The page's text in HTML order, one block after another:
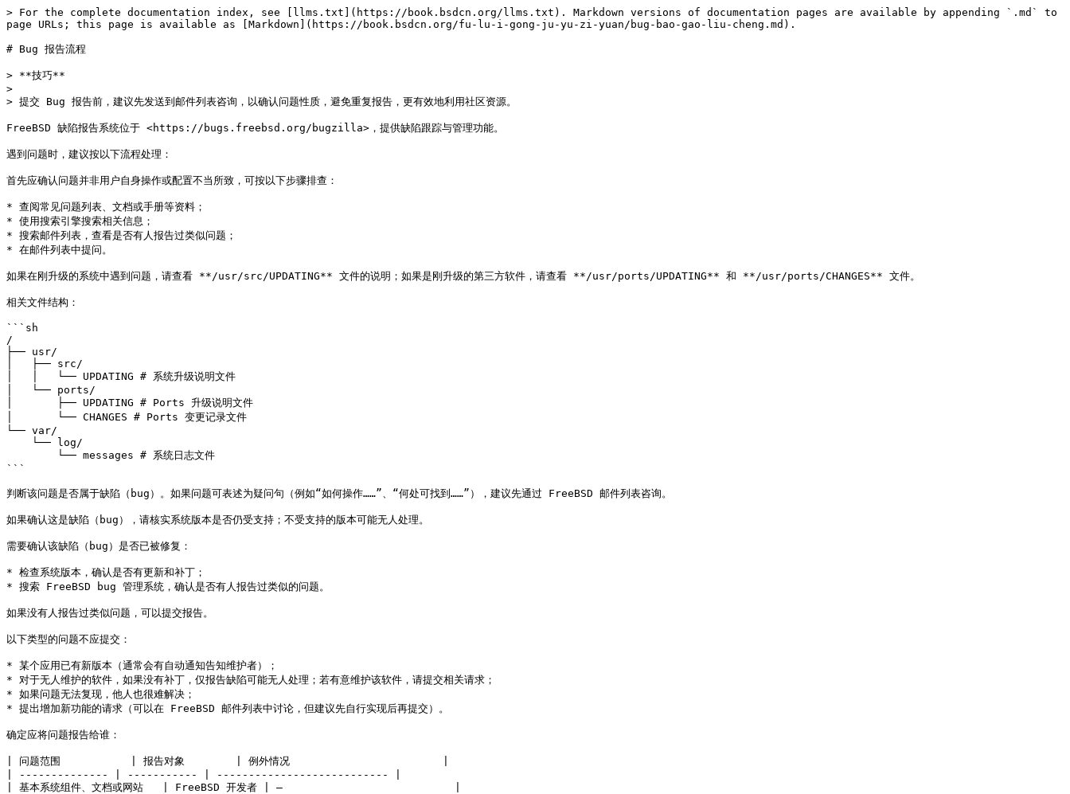
> For the complete documentation index, see [llms.txt](https://book.bsdcn.org/llms.txt). Markdown versions of documentation pages are available by appending `.md` to
page URLs; this page is available as [Markdown](https://book.bsdcn.org/fu-lu-i-gong-ju-yu-zi-yuan/bug-bao-gao-liu-cheng.md).
# Bug 报告流程
> **技巧**
>
> 提交 Bug 报告前，建议先发送到邮件列表咨询，以确认问题性质，避免重复报告，更有效地利用社区资源。
FreeBSD 缺陷报告系统位于 <https://bugs.freebsd.org/bugzilla>，提供缺陷跟踪与管理功能。
遇到问题时，建议按以下流程处理：
首先应确认问题并非用户自身操作或配置不当所致，可按以下步骤排查：
* 查阅常见问题列表、文档或手册等资料；
* 使用搜索引擎搜索相关信息；
* 搜索邮件列表，查看是否有人报告过类似问题；
* 在邮件列表中提问。
如果在刚升级的系统中遇到问题，请查看 **/usr/src/UPDATING** 文件的说明；如果是刚升级的第三方软件，请查看 **/usr/ports/UPDATING** 和 **/usr/ports/CHANGES** 文件。
相关文件结构：
```sh
/
├── usr/
│   ├── src/
│   │   └── UPDATING # 系统升级说明文件
│   └── ports/
│       ├── UPDATING # Ports 升级说明文件
│       └── CHANGES # Ports 变更记录文件
└── var/
```
判断该问题是否属于缺陷（bug）。如果问题可表述为疑问句（例如“如何操作……”、“何处可找到……”），建议先通过 FreeBSD 邮件列表咨询。
如果确认这是缺陷（bug），请核实系统版本是否仍受支持；不受支持的版本可能无人处理。
需要确认该缺陷（bug）是否已被修复：
* 检查系统版本，确认是否有更新和补丁；
* 搜索 FreeBSD bug 管理系统，确认是否有人报告过类似的问题。
如果没有人报告过类似问题，可以提交报告。
以下类型的问题不应提交：
* 某个应用已有新版本（通常会有自动通知告知维护者）；
* 对于无人维护的软件，如果没有补丁，仅报告缺陷可能无人处理；若有意维护该软件，请提交相关请求；
* 如果问题无法复现，他人也很难解决；
* 提出增加新功能的请求（可以在 FreeBSD 邮件列表中讨论，但建议先自行实现后再提交）。
确定应将问题报告给谁：
| 问题范围           | 报告对象        | 例外情况                        |
| -------------- | ----------- | --------------------------- |
| 基本系统组件、文档或网站   | FreeBSD 开发者 | —                           |